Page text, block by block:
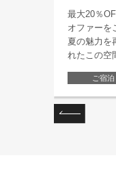
最大20％
オファーを
夏の魅力を
れたこの空
ご宿泊